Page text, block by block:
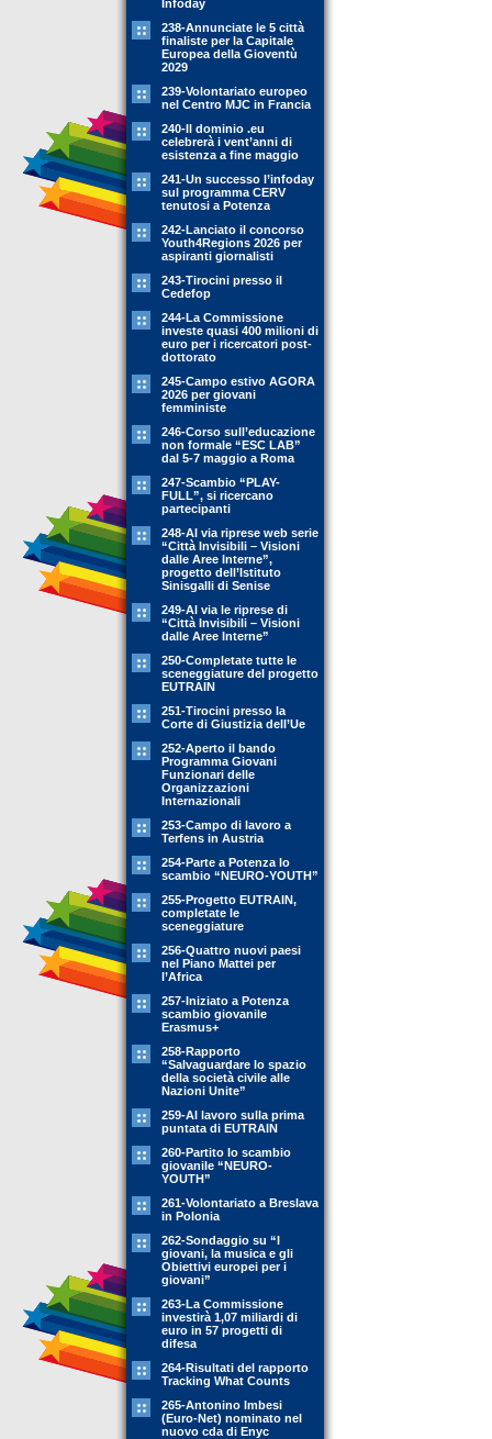
Infoday
238-Annunciate le 5 città
finaliste per la Capitale
Europea della Gioventù
2029
239-Volontariato europeo
nel Centro MJC in Francia
240-Il dominio .eu
celebrerà i vent’anni di
esistenza a fine maggio
241-Un successo l’infoday
sul programma CERV
tenutosi a Potenza
242-Lanciato il concorso
Youth4Regions 2026 per
aspiranti giornalisti
243-Tirocini presso il
Cedefop
244-La Commissione
investe quasi 400 milioni di
euro per i ricercatori post-
dottorato
245-Campo estivo AGORA
2026 per giovani
femministe
246-Corso sull’educazione
non formale “ESC LAB”
dal 5-7 maggio a Roma
247-Scambio “PLAY-
FULL”, si ricercano
partecipanti
248-Al via riprese web serie
“Città Invisibili – Visioni
dalle Aree Interne”,
progetto dell’Istituto
Sinisgalli di Senise
249-Al via le riprese di
“Città Invisibili – Visioni
dalle Aree Interne”
250-Completate tutte le
sceneggiature del progetto
EUTRAIN
251-Tirocini presso la
Corte di Giustizia dell’Ue
252-Aperto il bando
Programma Giovani
Funzionari delle
Organizzazioni
Internazionali
253-Campo di lavoro a
Terfens in Austria
254-Parte a Potenza lo
scambio “NEURO-YOUTH”
255-Progetto EUTRAIN,
completate le
sceneggiature
256-Quattro nuovi paesi
nel Piano Mattei per
l’Africa
257-Iniziato a Potenza
scambio giovanile
Erasmus+
258-Rapporto
“Salvaguardare lo spazio
della società civile alle
Nazioni Unite”
259-Al lavoro sulla prima
puntata di EUTRAIN
260-Partito lo scambio
giovanile “NEURO-
YOUTH”
261-Volontariato a Breslava
in Polonia
262-Sondaggio su “I
giovani, la musica e gli
Obiettivi europei per i
giovani”
263-La Commissione
investirà 1,07 miliardi di
euro in 57 progetti di
difesa
264-Risultati del rapporto
Tracking What Counts
265-Antonino Imbesi
(Euro-Net) nominato nel
nuovo cda di Enyc